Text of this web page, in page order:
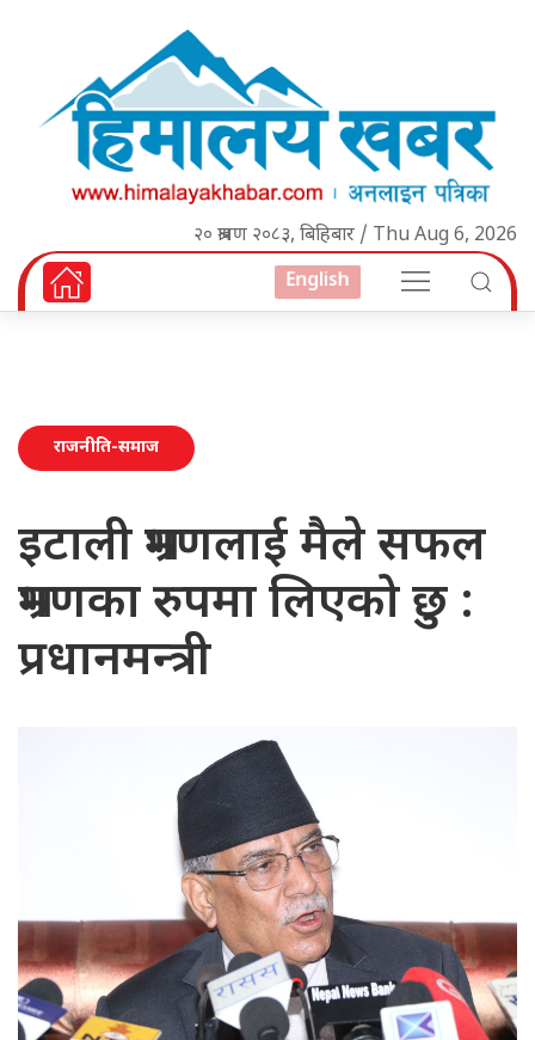
२० श्रावण २०८३, बिहिबार / Thu Aug 6, 2026
English
राजनीति-समाज
इटाली भ्रमणलाई मैले सफल
भ्रमणका रुपमा लिएको छु :
प्रधानमन्त्री